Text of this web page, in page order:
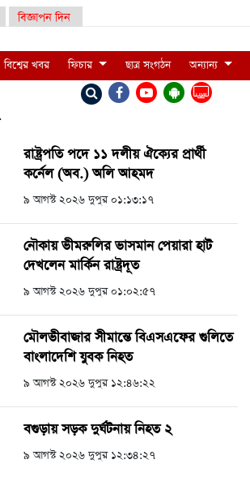
বিজ্ঞাপন দিন
LIVE
বিশ্বের খবর ফিচার ছাত্র সংগঠন অন্যান্য
রাষ্ট্রপতি পদে ১১ দলীয় ঐক্যের প্রার্থী
কর্নেল (অব.) অলি আহমদ
৯ আগস্ট ২০২৬ দুপুর ০১:১৩:১৭
নৌকায় ভীমরুলির ভাসমান পেয়ারা হাট
দেখলেন মার্কিন রাষ্ট্রদূত
৯ আগস্ট ২০২৬ দুপুর ০১:০২:৫৭
মৌলভীবাজার সীমান্তে বিএসএফের গুলিতে
বাংলাদেশি যুবক নিহত
৯ আগস্ট ২০২৬ দুপুর ১২:৪৬:২২
বগুড়ায় সড়ক দুর্ঘটনায় নিহত ২
৯ আগস্ট ২০২৬ দুপুর ১২:৩৪:২৭